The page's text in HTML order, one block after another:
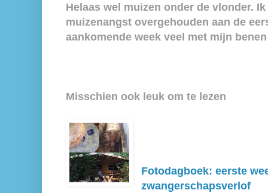
Helaas wel muizen onder de vlonder.
muizenangst overgehouden aan de
aankomende week veel met mijn
Misschien ook leuk om te lezen
Fotodagboek: eerste
zwangerschapsverlof